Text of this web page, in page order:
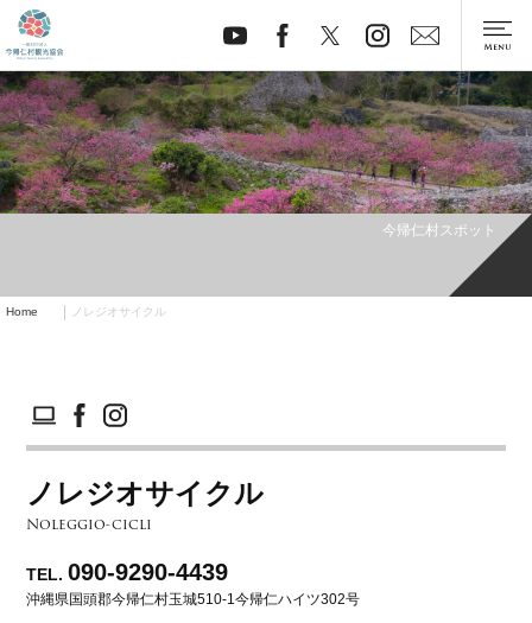
今帰仁村スポット
Home ノレジオサイクル
ノレジオサイクル
Noleggio-cicli
TEL.090-9290-4439
沖縄県国頭郡今帰仁村玉城510-1今帰仁ハイツ302号